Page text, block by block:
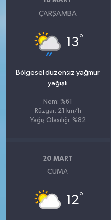
ÇARŞAMBA
13°
Bölgesel düzensiz yağmur
yağışlı
Nem: %61
Rüzgar: 21 km/h
Yağış Olasılığı: %82
20 MART
CUMA
12°